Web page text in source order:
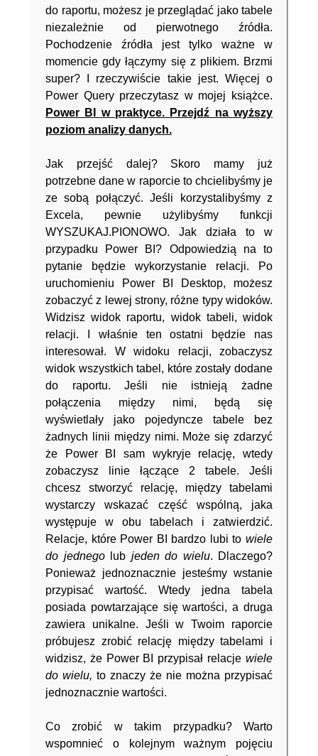
do raportu, możesz je przeglądać jako tabele
niezależnie od pierwotnego źródła.
Pochodzenie źródła jest tylko ważne w
momencie gdy łączymy się z plikiem. Brzmi
super? I rzeczywiście takie jest. Więcej o
Power Query przeczytasz w mojej książce.
Power BI w praktyce. Przejdź na wyższy
poziom analizy danych.
Jak przejść dalej? Skoro mamy już
potrzebne dane w raporcie to chcielibyśmy je
ze sobą połączyć. Jeśli korzystalibyśmy z
Excela, pewnie użylibyśmy funkcji
WYSZUKAJ.PIONOWO. Jak działa to w
przypadku Power BI? Odpowiedzią na to
pytanie będzie wykorzystanie relacji. Po
uruchomieniu Power BI Desktop, możesz
zobaczyć z lewej strony, różne typy widoków.
Widzisz widok raportu, widok tabeli, widok
relacji. I właśnie ten ostatni będzie nas
interesował. W widoku relacji, zobaczysz
widok wszystkich tabel, które zostały dodane
do raportu. Jeśli nie istnieją żadne
połączenia między nimi, będą się
wyświetlały jako pojedyncze tabele bez
żadnych linii między nimi. Może się zdarzyć
że Power BI sam wykryje relację, wtedy
zobaczysz linie łączące 2 tabele. Jeśli
chcesz stworzyć relację, między tabelami
wystarczy wskazać część wspólną, jaka
występuje w obu tabelach i zatwierdzić.
Relacje, które Power BI bardzo lubi to wiele
do jednegolub jeden do wielu. Dlaczego?
Ponieważ jednoznacznie jesteśmy wstanie
przypisać wartość. Wtedy jedna tabela
posiada powtarzające się wartości, a druga
zawiera unikalne. Jeśli w Twoim raporcie
próbujesz zrobić relację między tabelami i
widzisz, że Power BI przypisał relacje wiele
do wielu, to znaczy że nie można przypisać
jednoznacznie wartości.
Co zrobić w takim przypadku? Warto
wspomnieć o kolejnym ważnym pojęciu